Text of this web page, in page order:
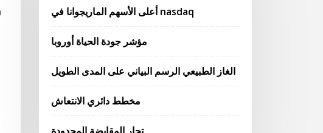
أعلى الأسهم الماريجوانا في nasdaq
مؤشر جودة الحياة أوروبا
الغاز الطبيعي الرسم البياني على المدى الطويل
مخطط دائري الانتعاش
تجار المقايضة المحدودة